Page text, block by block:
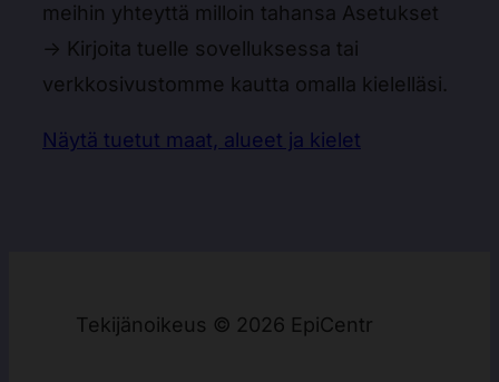
meihin yhteyttä milloin tahansa Asetukset
→ Kirjoita tuelle sovelluksessa tai
verkkosivustomme kautta omalla kielelläsi.
Näytä tuetut maat, alueet ja kielet
Tekijänoikeus © 2026 EpiCentr